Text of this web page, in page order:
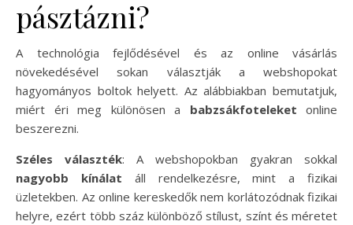
pásztázni?
A technológia fejlődésével és az online vásárlás
növekedésével sokan választják a webshopokat
hagyományos boltok helyett. Az alábbiakban bemutatjuk,
miért éri meg különösen a babzsákfoteleket online
beszerezni.
Széles választék: A webshopokban gyakran sokkal
nagyobb kínálat áll rendelkezésre, mint a fizikai
üzletekben. Az online kereskedők nem korlátozódnak fizikai
helyre, ezért több száz különböző stílust, színt és méretet